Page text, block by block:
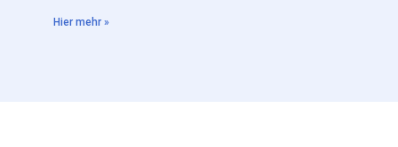
Hier mehr »